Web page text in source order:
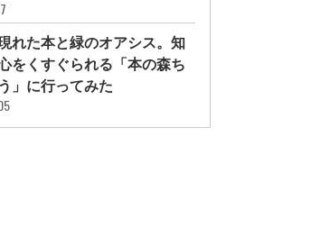
れた本と緑のオアシス。知
をくすぐられる「本の森ち
」に行ってみた